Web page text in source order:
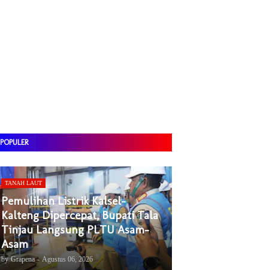
POPULER
TANAH LAUT
Pemulihan Listrik Kalsel-
Kalteng Dipercepat, Bupati Tala
Tinjau Langsung PLTU Asam-
Asam
by Grapena - Agustus 06, 2026